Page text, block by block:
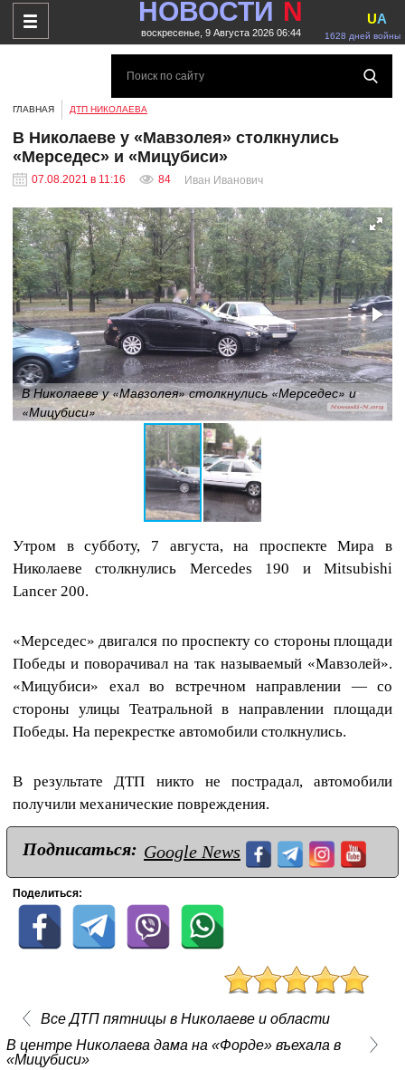
НОВОСТИ N
воскресенье, 9 Августа 2026 06:44 1628 дней войны
UA
ГЛАВНАЯ ДТП НИКОЛАЕВА
В Николаеве у «Мавзолея» столкнулись
«Мерседес» и «Мицубиси»
07.08.2021 в 11:16 84 Иван Иванович
В Николаеве у «Мавзолея» столкнулись «Мерседес» и
«Мицубиси»
Утром в субботу, 7 августа, на проспекте Мира в
Николаеве столкнулись Mercedes 190 и Mitsubishi
Lancer 200.
«Мерседес» двигался по проспекту со стороны площади
Победы и поворачивал на так называемый «Мавзолей».
«Мицубиси» ехал во встречном направлении — со
стороны улицы Театральной в направлении площади
Победы. На перекрестке автомобили столкнулись.
В результате ДТП никто не пострадал, автомобили
получили механические повреждения.
Подписаться: Google News
Поделиться:
Все ДТП пятницы в Николаеве и области
В центре Николаева дама на «Форде» въехала в
«Мицубиси»